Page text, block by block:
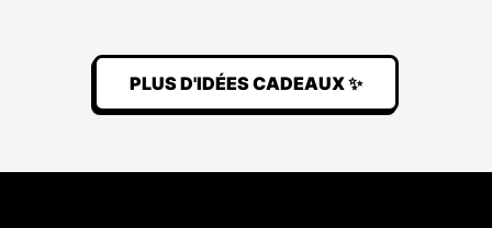
PLUS D'IDÉES CADEAUX ✨